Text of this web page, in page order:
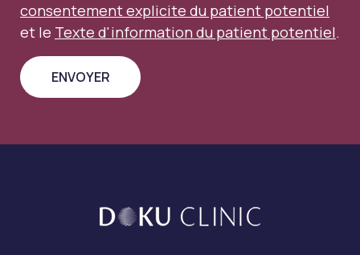
consentement explicite du patient potentiel
et le Texte d'information du patient potentiel.